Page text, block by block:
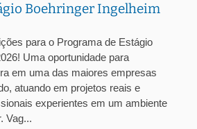
Boehringer Ingelheim
para o Programa de Estágio
Uma oportunidade para
em uma das maiores empresas
atuando em projetos reais e
experientes em um ambiente
Vag...